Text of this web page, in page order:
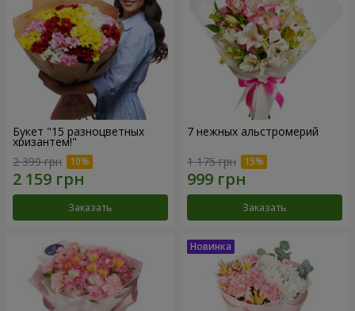
Букет "15 разноцветных
хризантем!"
2 399 грн
Заказать
7 нежных альстромерий
1 175 грн
Заказать